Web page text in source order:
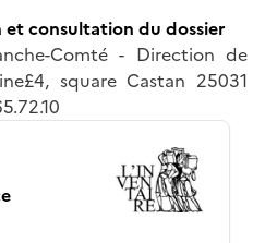
consultation du dossier
Comté - Direction de
square Castan 25031